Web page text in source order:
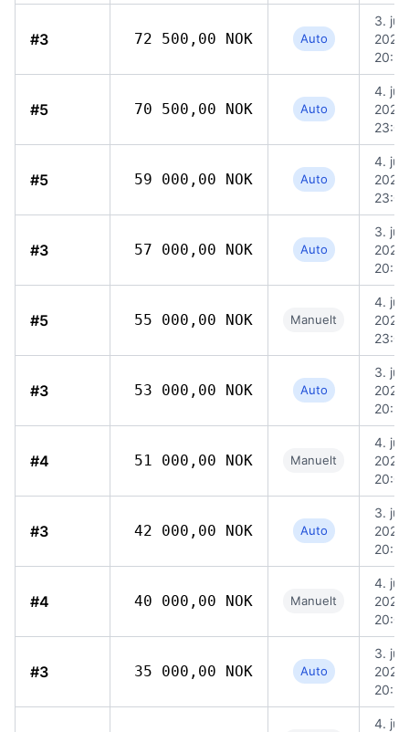
#3 72 500,00 NOK Auto
3. juni
2026,
20:53
#5 70 500,00 NOK Auto
4. juni
2026,
23:04
#5 59 000,00 NOK Auto
4. juni
2026,
23:04
#3 57 000,00 NOK Auto
3. juni
2026,
20:53
#5 55 000,00 NOK Manuelt
4. juni
2026,
23:03
#3 53 000,00 NOK Auto
3. juni
2026,
20:53
#4 51 000,00 NOK Manuelt
4. juni
2026,
20:07
#3 42 000,00 NOK Auto
3. juni
2026,
20:53
#4 40 000,00 NOK Manuelt
4. juni
2026,
20:07
#3 35 000,00 NOK Auto
3. juni
2026,
20:53
4. juni